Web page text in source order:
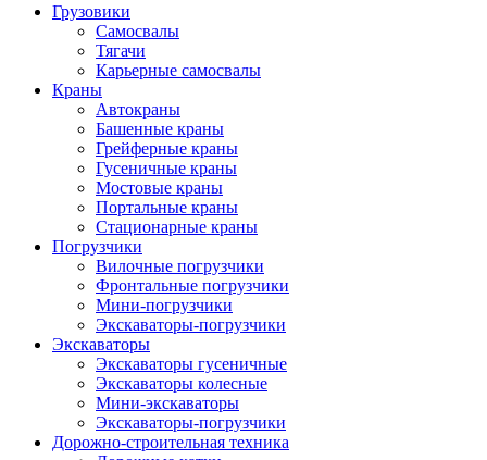
Грузовики
Самосвалы
Тягачи
Карьерные самосвалы
Краны
Автокраны
Башенные краны
Грейферные краны
Гусеничные краны
Мостовые краны
Портальные краны
Стационарные краны
Погрузчики
Вилочные погрузчики
Фронтальные погрузчики
Мини-погрузчики
Экскаваторы-погрузчики
Экскаваторы
Экскаваторы гусеничные
Экскаваторы колесные
Мини-экскаваторы
Экскаваторы-погрузчики
Дорожно-строительная техника